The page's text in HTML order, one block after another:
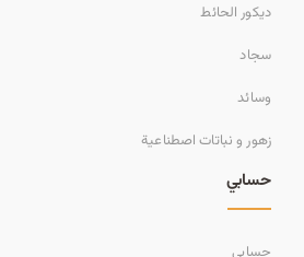
ديكور الحائط
سجاد
وسائد
زهور و نباتات اصطناعية
حسابي
حسابي